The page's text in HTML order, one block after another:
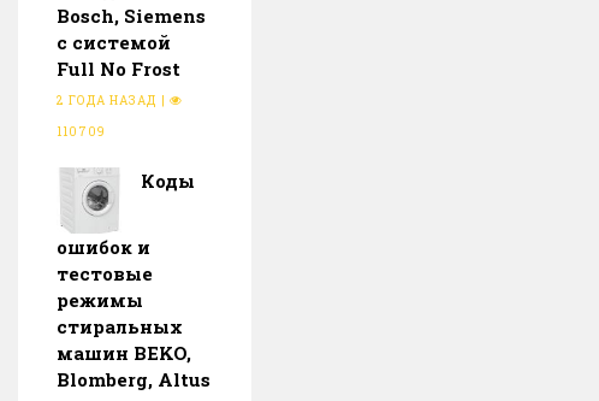
Bosch, Siemens
с системой
Full No Frost
2 ГОДА НАЗАД |
110709
Коды
ошибок и
тестовые
режимы
стиральных
машин BEKO,
Blomberg, Altus